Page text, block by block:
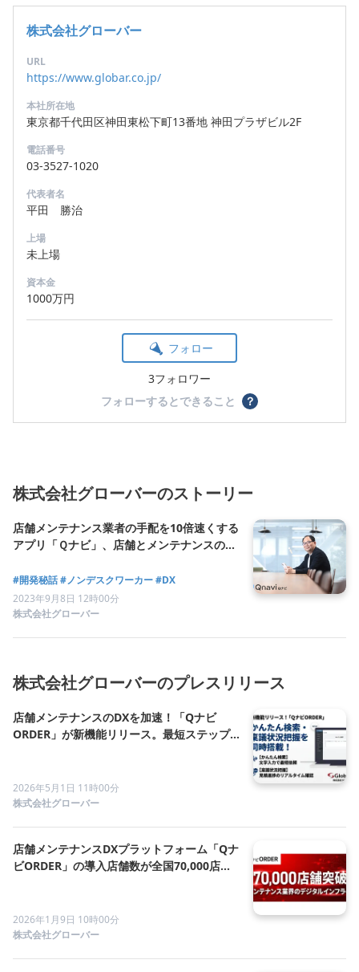
株式会社グローバー
URL
https://www.globar.co.jp/
本社所在地
東京都千代田区神田東松下町13番地 神田プラザビル2F
電話番号
03-3527-1020
代表者名
平田 勝治
上場
未上場
資本金
1000万円
フォロー
3フォロワー
フォローするとできること
？
株式会社グローバーのストーリー
店舗メンテナンス業者の手配を10倍速くする
アプリ「Ｑナビ」、店舗とメンテナンスの両
#開発秘話#ノンデスクワーカー#DX
2023年9月8日 12時00分
株式会社グローバー
株式会社グローバーのプレスリリース
店舗メンテナンスのDXを加速！「Qナビ
ORDER」が新機能リリース。最短ステップ
同時搭載！
2026年5月1日 11時00分
株式会社グローバー
店舗メンテナンスDXプラットフォーム「Qナ
ビORDER」の導入店舗数が全国70,000店舗
ス業界のデジタルインフラへ～
2026年1月9日 10時00分
株式会社グローバー